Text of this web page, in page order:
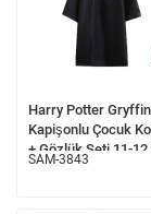
Harry Potter
Kapişonlu Çocuk
+ Gözlük Seti 11-12
SAM-3843